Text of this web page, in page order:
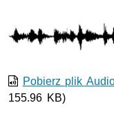
Pobierz plik
155.96 KB)